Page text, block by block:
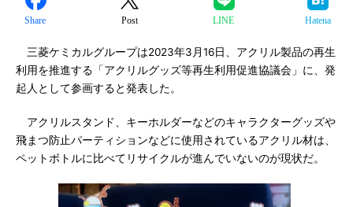
Share Post LINE Hatena
三菱ケミカルグループは2023年3月16日、アクリル製品の再生
利用を推進する「アクリルグッズ等再生利用促進協議会」に、発
起人として参画すると発表した。
アクリルスタンド、キーホルダーなどのキャラクターグッズや
飛まつ防止パーティションなどに使用されているアクリル材は、
ペットボトルに比べてリサイクルが進んでいないのが現状だ。